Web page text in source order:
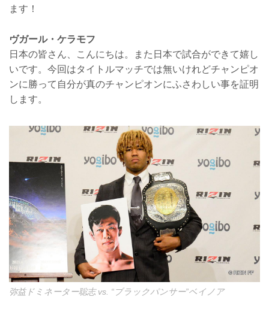
ます！
ヴガール・ケラモフ
日本の皆さん、こんにちは。また日本で試合ができて嬉し
いです。今回はタイトルマッチでは無いけれどチャンピオ
ンに勝って自分が真のチャンピオンにふさわしい事を証明
します。
弥益ドミネーター聡志 vs. “ブラックパンサー”ベイノア